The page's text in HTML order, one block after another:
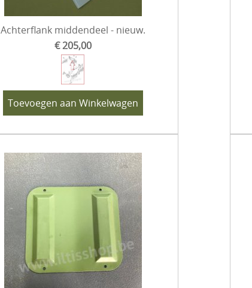
Achterflank middendeel - nieuw.
€ 205,00
Toevoegen aan Winkelwagen